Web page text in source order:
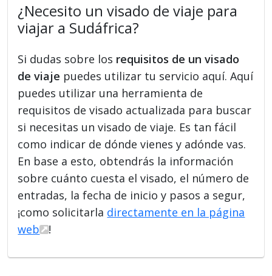
¿Necesito un visado de viaje para
viajar a Sudáfrica?
Si dudas sobre los requisitos de un visado
de viaje puedes utilizar tu servicio aquí. Aquí
puedes utilizar una herramienta de
requisitos de visado actualizada para buscar
si necesitas un visado de viaje. Es tan fácil
como indicar de dónde vienes y adónde vas.
En base a esto, obtendrás la información
sobre cuánto cuesta el visado, el número de
entradas, la fecha de inicio y pasos a segur,
¡como solicitarla directamente en la página
web
!